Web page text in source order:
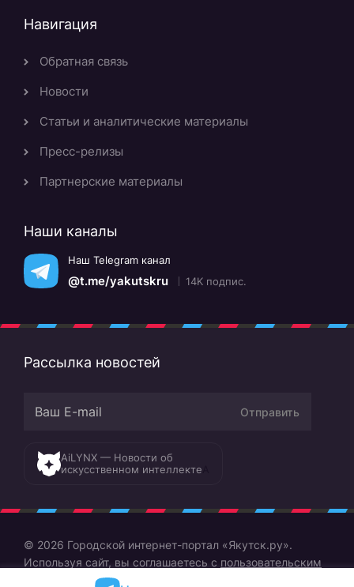
Навигация
Обратная связь
Новости
Статьи и аналитические материалы
Пресс-релизы
Партнерские материалы
Наши каналы
Наш Telegram канал
@t.me/yakutskru 14K подпис.
Рассылка новостей
Отправить
AiLYNX — Новости об
искусственном интеллекте
© 2026 Городской интернет-портал «Якутск.ру».
Используя сайт, вы соглашаетесь с пользовательским
соглашением